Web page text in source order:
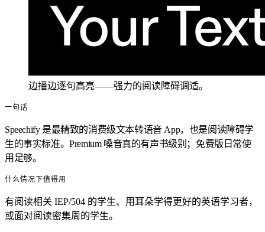
边播边逐句高亮——强力的阅读障碍调适。
一句话
Speechify 是最精致的消费级文本转语音 App，也是阅读障碍学
生的事实标准。Premium 嗓音真的有声书级别；免费版日常使
用足够。
什么情况下值得用
有阅读相关 IEP/504 的学生、用耳朵学得更好的英语学习者，
或面对阅读密集周的学生。